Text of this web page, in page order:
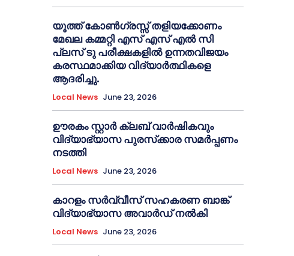
യൂത്ത് കോൺഗ്രസ്സ് തളിയക്കോണം
മേഖല കമ്മറ്റി എസ് എസ് എൽ സി
പ്ലസ് ടു പരീക്ഷകളിൽ ഉന്നതവിജയം
കരസ്ഥമാക്കിയ വിദ്യാർത്ഥികളെ
ആദരിച്ചു.
Local News June 23, 2026
ഊരകം സ്റ്റാർ ക്ലബ് വാർഷികവും
വിദ്യാഭ്യാസ പുരസ്‌ക്കാര സമർപ്പണം
നടത്തി
Local News June 23, 2026
കാറളം സർവ്വീസ് സഹകരണ ബാങ്ക്
വിദ്യാഭ്യാസ അവാർഡ് നൽകി
Local News June 23, 2026